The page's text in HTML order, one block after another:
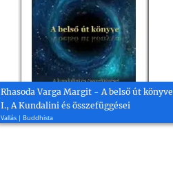
Rhasoda Varga Margit - A belső út könyve
I., A Kundalini és összefüggései
Vallás | Buddhista